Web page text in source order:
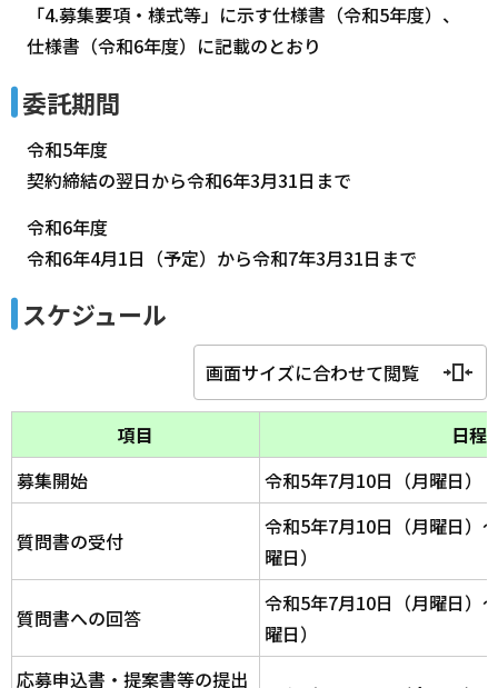
「4.募集要項・様式等」に示す仕様書（令和5年度）、
仕様書（令和6年度）に記載のとおり
委託期間
令和5年度
契約締結の翌日から令和6年3月31日まで
令和6年度
令和6年4月1日（予定）から令和7年3月31日まで
スケジュール
画面サイズに合わせて閲覧
項目
日程
募集開始
令和5年7月10日（月曜日）
質問書の受付
令和5年7月10日（月曜日）
曜日）
質問書への回答
令和5年7月10日（月曜日）
曜日）
応募申込書・提案書等の提出